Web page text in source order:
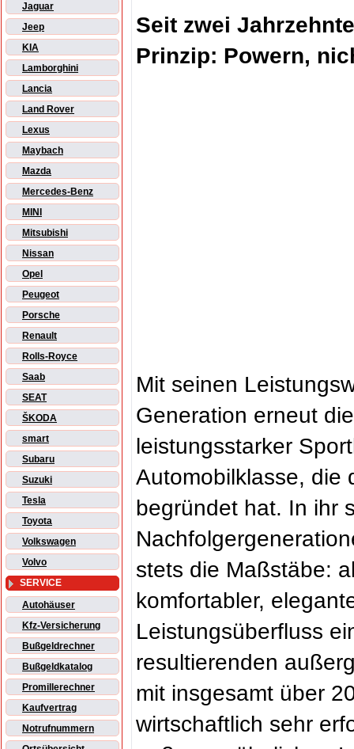
Jaguar
Jeep
KIA
Lamborghini
Lancia
Land Rover
Lexus
Maybach
Mazda
Mercedes-Benz
MINI
Mitsubishi
Nissan
Opel
Peugeot
Porsche
Renault
Rolls-Royce
Saab
SEAT
ŠKODA
smart
Subaru
Suzuki
Tesla
Toyota
Volkswagen
Volvo
SERVICE
Autohäuser
Kfz-Versicherung
Bußgeldrechner
Bußgeldkatalog
Promillerechner
Kaufvertrag
Notrufnummern
Seit zwei
Prinzip: Powern,
Mit seinen
Generation erneut
leistungsstarker
Automobilklasse, die
begründet hat. In ihr
stets die Maßstäbe:
komfortabler,
Leistungsüberfluss
resultierenden
mit insgesamt über
wirtschaftlich sehr